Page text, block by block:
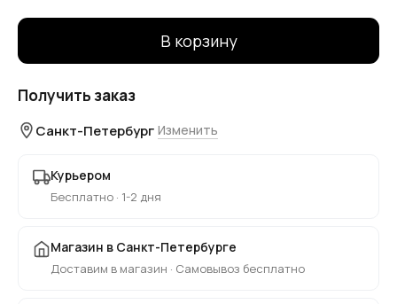
В корзину
Получить заказ
Санкт-Петербург Изменить
Курьером
Бесплатно · 1-2 дня
Магазин в Санкт-Петербурге
Доставим в магазин · Самовывоз бесплатно